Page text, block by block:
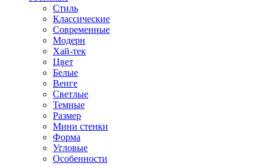
Стиль
Классические
Современные
Модерн
Хай-тек
Цвет
Белые
Венге
Светлые
Темные
Размер
Мини стенки
Форма
Угловые
Особенности